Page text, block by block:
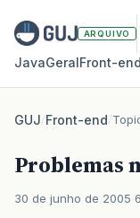
ARQUIVO
JavaGeralFront‑end
GUJ/Front-end/
Problemas
30 de junho de 2005